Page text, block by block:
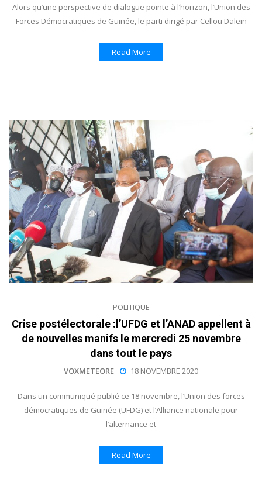
Alors qu’une perspective de dialogue pointe à l’horizon, l’Union des
Forces Démocratiques de Guinée, le parti dirigé par Cellou Dalein
Read More
POLITIQUE
Crise postélectorale :l’UFDG et l’ANAD appellent à
de nouvelles manifs le mercredi 25 novembre
dans tout le pays
VOXMETEORE 18 NOVEMBRE 2020
Dans un communiqué publié ce 18 novembre, l’Union des forces
démocratiques de Guinée (UFDG) et l’Alliance nationale pour
l’alternance et
Read More